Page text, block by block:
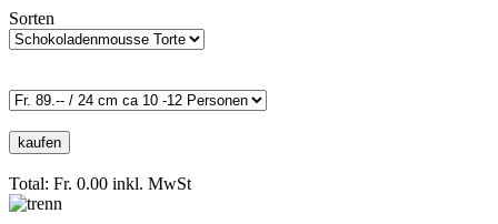
Sorten
Total: Fr. 0.00 inkl. MwSt